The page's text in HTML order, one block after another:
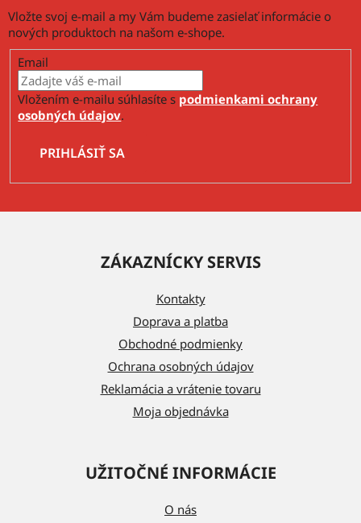
y
v
ý
p
i
s
Vložte svoj e-mail a my Vám budeme zasielať informácie o
nových produktoch na našom e-shope.
Email
Vložením e-mailu súhlasíte s podmienkami ochrany
osobných údajov.
PRIHLÁSIŤ SA
ZÁKAZNÍCKY SERVIS
Kontakty
Doprava a platba
Obchodné podmienky
Ochrana osobných údajov
Reklamácia a vrátenie tovaru
Moja objednávka
UŽITOČNÉ INFORMÁCIE
O nás